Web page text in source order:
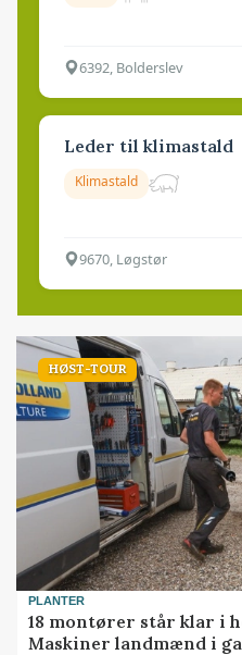
6392, Bolderslev
Leder til klimastald
Klimastald
9670, Løgstør
HØST-TOUR
PLANTER
18 montører står klar i
Maskiner landmænd i